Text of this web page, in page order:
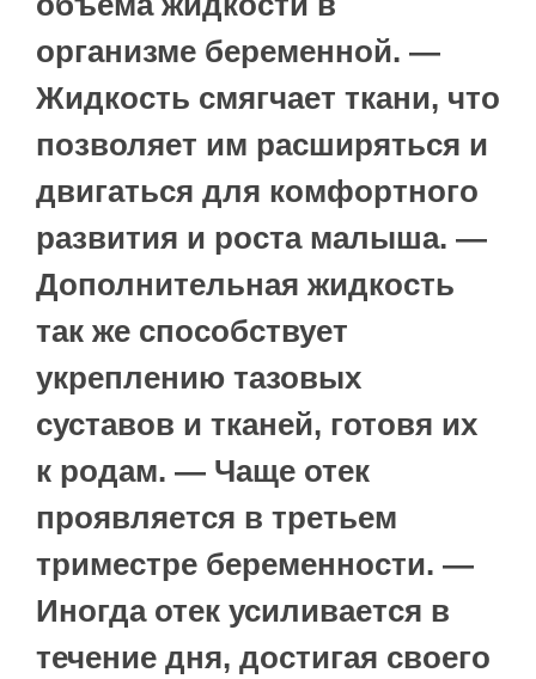
организме беременной. —
Жидкость смягчает ткани, что
позволяет им расширяться и
двигаться для комфортного
развития и роста малыша. —
Дополнительная жидкость
так же способствует
укреплению тазовых
суставов и тканей, готовя их
к родам. — Чаще отек
проявляется в третьем
триместре беременности. —
Иногда отек усиливается в
течение дня, достигая своего